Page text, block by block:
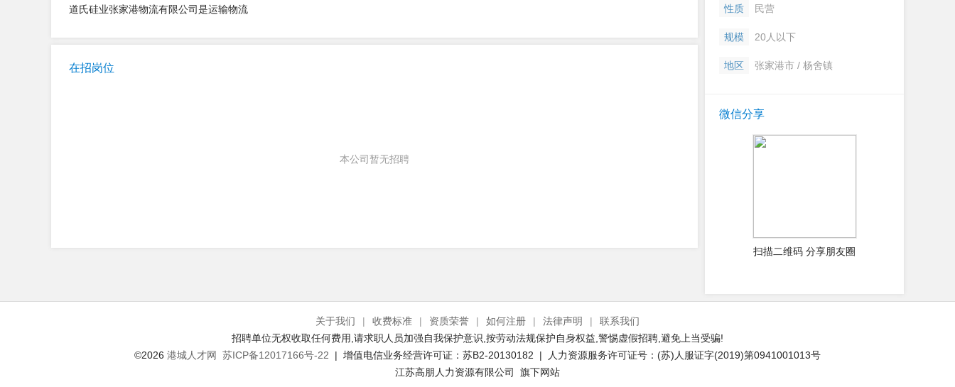
道氏硅业张家港物流有限公司是运输物流
在招岗位
本公司暂无招聘
性质 民营
规模 20人以下
地区 张家港市 / 杨舍镇
微信分享
扫描二维码 分享朋友圈
关于我们 | 收费标准 | 资质荣誉 | 如何注册 | 法律声明 |
联系我们
招聘单位无权收取任何费用,请求职人员加强自我保护意识,按劳动法规保护自身权益,警惕虚假招聘,避免上当受骗!
©2026 港城人才网 苏ICP备12017166号-22 | 增值电信业务经营许可证：苏B2-20130182 | 人力资源服务许可证号：(苏)人服证字(2019)第0941001013号
江苏高朋人力资源有限公司 旗下网站